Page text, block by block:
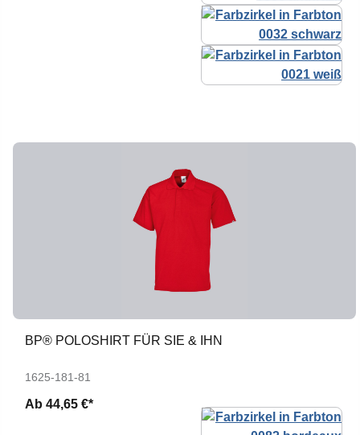
BP® POLOSHIRT FÜR SIE & IHN
1625-181-81
Ab 44,65 €*